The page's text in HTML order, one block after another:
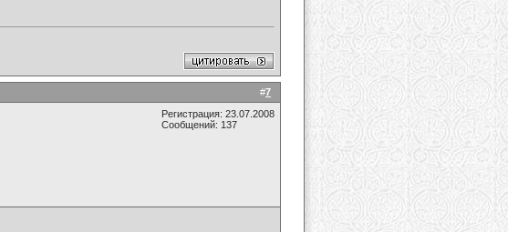
#7
Регистрация: 23.07.2008
Сообщений: 137